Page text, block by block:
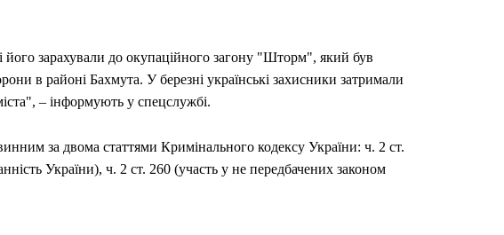
зарахували до окупаційного загону "Шторм", який був
в районі Бахмута. У березні українські захисники затримали
– інформують у спецслужбі.
за двома статтями Кримінального кодексу України: ч. 2 ст.
України), ч. 2 ст. 260 (участь у не передбачених законом